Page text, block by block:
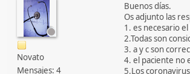
Novato
Mensajes: 4
Buenos días.
Os adjunto las
1. es necesario
2.Todas son
3. a y c son
4. el paciente no
5.Los